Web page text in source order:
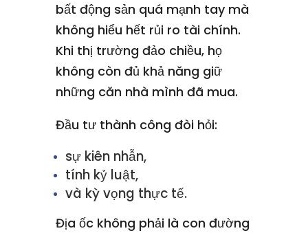
bất động sản quá mạnh tay mà
không hiểu hết rủi ro tài chính.
Khi thị trường đảo chiều, họ
không còn đủ khả năng giữ
những căn nhà mình đã mua.
Đầu tư thành công đòi hỏi:
sự kiên nhẫn,
tính kỷ luật,
và kỳ vọng thực tế.
Địa ốc không phải là con đường